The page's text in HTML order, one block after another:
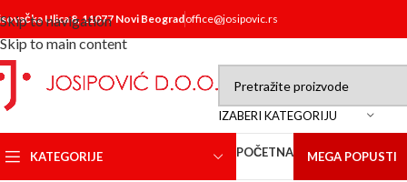
Skip to navigation
Skip to main content
Ulica 8, 11077 Novi Beogradoffice@josipovic.rs
IZABERI KATEGORIJU
KATEGORIJE POČETNA MEGA POPUSTI